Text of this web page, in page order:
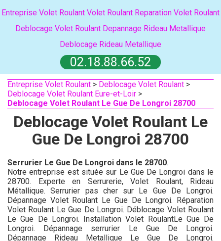
Entreprise Volet Roulant Volet Roulant Reparation Volet Roulant
Deblocage Volet Roulant Depannage Rideau Metallique
Deblocage Rideau Metallique
02.18.88.66.52
Entreprise Volet Roulant > Deblocage Volet Roulant >
Deblocage Volet Roulant Eure-et-Loir >
Deblocage Volet Roulant Le Gue De Longroi 28700
Deblocage Volet Roulant Le
Gue De Longroi 28700
Serrurier Le Gue De Longroi dans le 28700.
Notre entreprise est située sur Le Gue De Longroi dans le
28700. Experte en Serrurerie, Volet Roulant, Rideau
Métallique. Serrurier pas cher sur Le Gue De Longroi.
Dépannage Volet Roulant Le Gue De Longroi. Réparation
Volet Roulant Le Gue De Longroi. Déblocage Volet Roulant
Le Gue De Longroi. Installation Volet RoulantLe Gue De
Longroi. Dépannage serrurier Le Gue De Longroi.
Dépannage Rideau Metallique Le Gue De Longroi.